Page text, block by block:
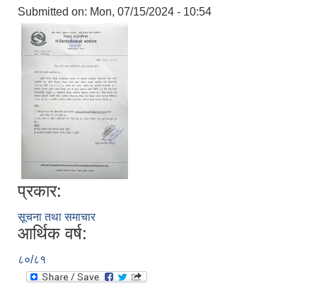
Submitted on: Mon, 07/15/2024 - 10:54
प्रकार:
सूचना तथा समाचार
आर्थिक वर्ष:
८०/८१